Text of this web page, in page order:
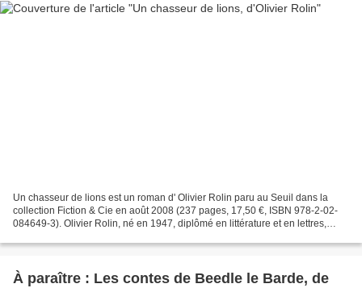
Un chasseur de lions est un roman d' Olivier Rolin paru au Seuil dans la
collection Fiction & Cie en août 2008 (237 pages, 17,50 €, ISBN 978-2-02-
084649-3). Olivier Rolin, né en 1947, diplômé en littérature et en lettres,
À paraître : Les contes de Beedle le Barde, de